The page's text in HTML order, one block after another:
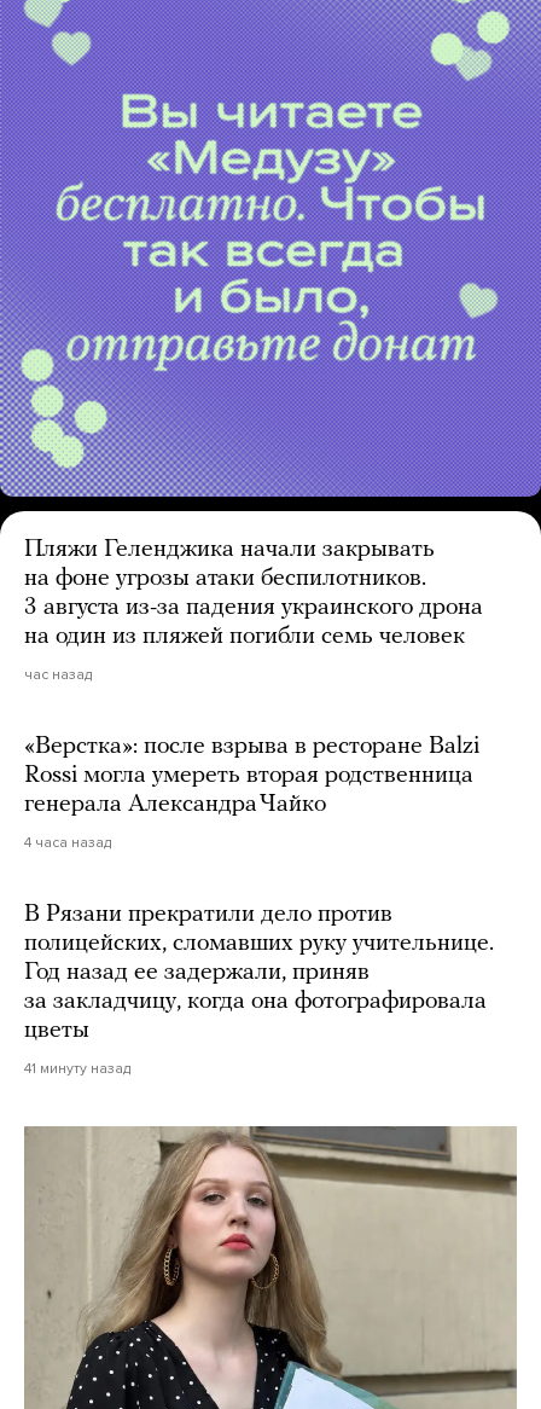
Пляжи Геленджика начали закрывать
на фоне угрозы атаки беспилотников.
3 августа из-за падения украинского дрона
на один из пляжей погибли семь человек
час назад
«Верстка»: после взрыва в ресторане Balzi
Rossi могла умереть вторая родственница
генерала Александра Чайко
4 часа назад
В Рязани прекратили дело против
полицейских, сломавших руку учительнице.
Год назад ее задержали, приняв
за закладчицу, когда она фотографировала
цветы
41 минуту назад